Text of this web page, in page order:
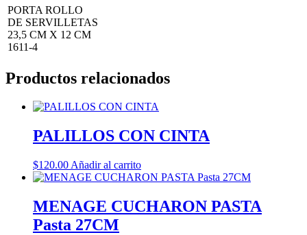
PORTA ROLLO
DE SERVILLETAS
23,5 CM X 12 CM
1611-4
Productos relacionados
PALILLOS CON CINTA
$120.00 Añadir al carrito
MENAGE CUCHARON PASTA
Pasta 27CM